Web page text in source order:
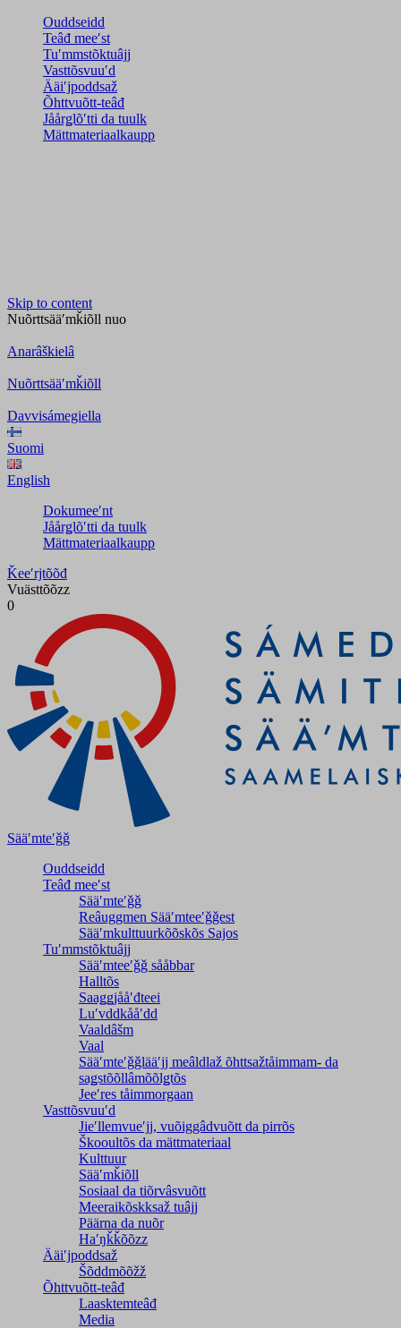
Ouddseidd
Teâđ meeʹst
Tuʹmmstõktuâjj
Vasttõsvuuʹd
Ääiʹjpoddsaž
Õhttvuõtt-teâđ
Jåårǥlõʹtti da tuulk
Mättmateriaalkaupp
Skip to content
Nuõrttsääʹmǩiõll nuo
Anarâškielâ
Nuõrttsääʹmǩiõll
Davvisámegiella
Suomi
English
Dokumeeʹnt
Jåårǥlõʹtti da tuulk
Mättmateriaalkaupp
Ǩeeʹrjtõõđ
Vuästtõõzz
0
Sääʹmteʹǧǧ
Ouddseidd
Teâđ meeʹst
Sääʹmteʹǧǧ
Reâuggmen Sääʹmteeʹǧǧest
Sääʹmkulttuurkõõskõs Sajos
Tuʹmmstõktuâjj
Sääʹmteeʹǧǧ sååbbar
Halltõs
Saaǥǥjååʹđteei
Luʹvddkååʹdd
Vaaldâšm
Vaal
Sääʹmteʹǧǧlääʹjj meâldlaž õhttsažtåimmam- da
saǥstõõllâmõõlǥtõs
Jeeʹres tåimmorgaan
Vasttõsvuuʹd
Jieʹllemvueʹjj, vuõiggâdvuõtt da pirrõs
Škooultõs da mättmateriaal
Kulttuur
Sääʹmǩiõll
Sosiaal da tiõrvâsvuõtt
Meeraikõskksaž tuâjj
Päärna da nuõr
Haʹŋǩǩõõzz
Ääiʹjpoddsaž
Šõddmõõžž
Õhttvuõtt-teâđ
Laasktemteâđ
Media